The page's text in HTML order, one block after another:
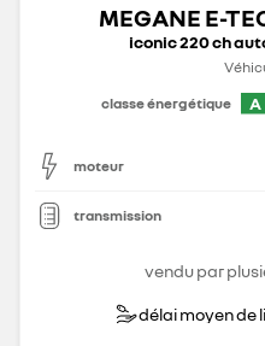
MEGANE E-
iconic 220 ch
classe énergétique
A
moteur
transmission
vendu par
délai moyen de